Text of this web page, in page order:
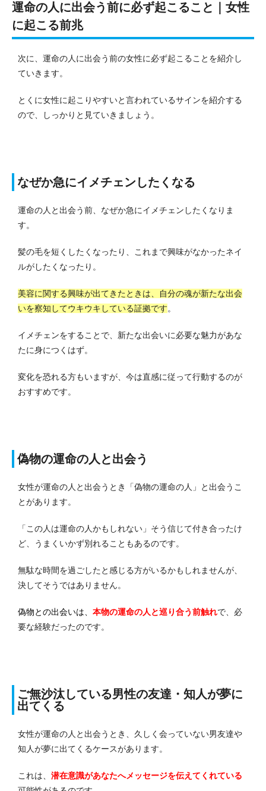
運命の人に出会う前に必ず起こること｜女性
に起こる前兆
次に、運命の人に出会う前の女性に必ず起こることを紹介し
ていきます。
とくに女性に起こりやすいと言われているサインを紹介する
ので、しっかりと見ていきましょう。
なぜか急にイメチェンしたくなる
運命の人と出会う前、なぜか急にイメチェンしたくなりま
す。
髪の毛を短くしたくなったり、これまで興味がなかったネイ
ルがしたくなったり。
美容に関する興味が出てきたときは、自分の魂が新たな出会
いを察知してウキウキしている証拠です。
イメチェンをすることで、新たな出会いに必要な魅力があな
たに身につくはず。
変化を恐れる方もいますが、今は直感に従って行動するのが
おすすめです。
偽物の運命の人と出会う
女性が運命の人と出会うとき「偽物の運命の人」と出会うこ
とがあります。
「この人は運命の人かもしれない」そう信じて付き合ったけ
ど、うまくいかず別れることもあるのです。
無駄な時間を過ごしたと感じる方がいるかもしれませんが、
決してそうではありません。
偽物との出会いは、 本物の運命の人と巡り合う前触れで、必
要な経験だったのです。
ご無沙汰している男性の友達・知人が夢に
出てくる
女性が運命の人と出会うとき、久しく会っていない男友達や
知人が夢に出てくるケースがあります。
これは、 潜在意識があなたへメッセージを伝えてくれている